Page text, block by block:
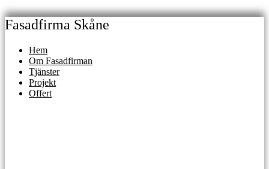
Skip
to
content
Fasadfirma Skåne
Hem
Om Fasadfirman
Tjänster
Projekt
Offert